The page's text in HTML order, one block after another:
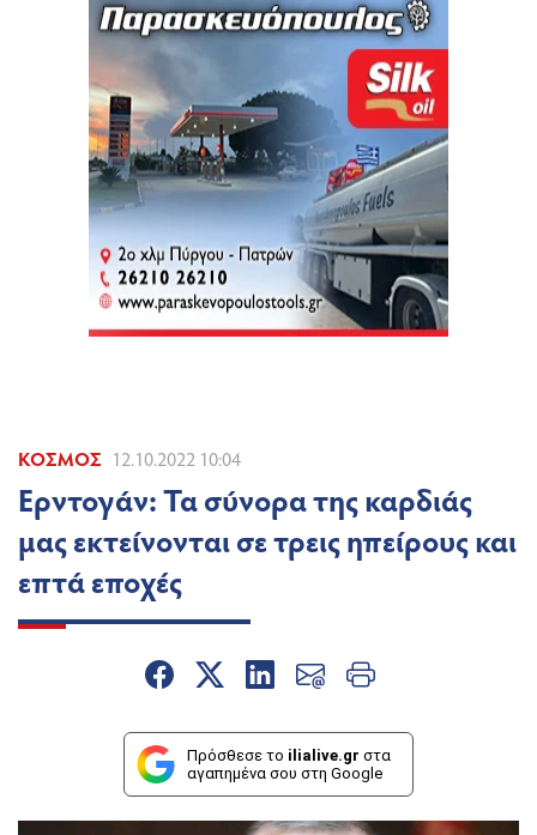
ΚΌΣΜΟΣ 12.10.2022 10:04
Ερντογάν: Τα σύνορα της καρδιάς
μας εκτείνονται σε τρεις ηπείρους και
επτά εποχές
Πρόσθεσε το ilialive.gr στα
αγαπημένα σου στη Google